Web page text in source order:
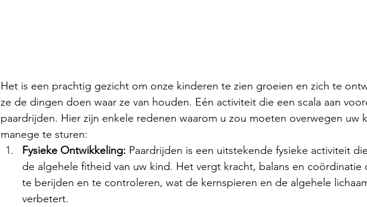
Het is een prachtig gezicht om onze kinderen te zien groeien en zich te
ze de dingen doen waar ze van houden. Eén activiteit die een scala aan
paardrijden. Hier zijn enkele redenen waarom u zou moeten overwegen uw
manege te sturen:
Fysieke Ontwikkeling: Paardrijden is een uitstekende fysieke activiteit
de algehele fitheid van uw kind. Het vergt kracht, balans en
te berijden en te controleren, wat de kernspieren en de algehele
verbetert.